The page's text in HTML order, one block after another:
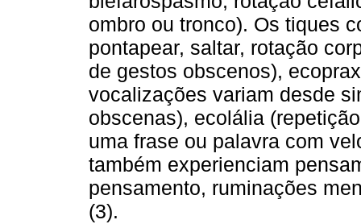
ombro ou tronco). Os tiques
pontapear, saltar, rotação
de gestos obscenos),
vocalizações variam desde
obscenas), ecolália
uma frase ou palavra com
também experienciam
pensamento, ruminações
(3).